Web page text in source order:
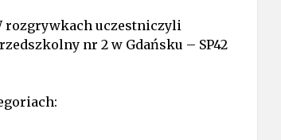
rozgrywkach uczestniczyli
nr 2 w Gdańsku – SP42